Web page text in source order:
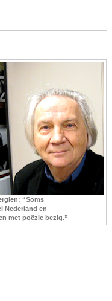
“Soms
Nederland en
met poëzie bezig.”